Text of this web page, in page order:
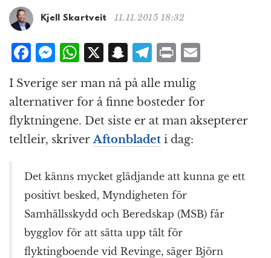
n
Kjell Skartveit 11.11.2015 18:32
F
c
e
b
o
o
k
M
ss
e
n
g
e
r
W
at
s
A
p
p
X S
n
a
p
c
h
at
T
el
e
g
r
a
m
P
ri
n
t
l
I Sverige ser man nå på alle mulig
alternativer for å finne bosteder for
flyktningene. Det siste er at man aksepterer
teltleir, skriverAftonbladet i dag:
Det känns mycket glädjande att kunna ge ett
positivt besked, Myndigheten för
Samhällsskydd och Beredskap (MSB) får
bygglov för att sätta upp tält för
flyktingboende vid Revinge, säger Björn